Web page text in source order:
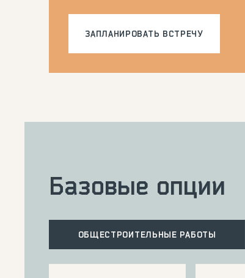
ЗАПЛАНИРОВАТЬ ВСТРЕЧУ
Базовые опции
ОБЩЕСТРОИТЕЛЬНЫЕ РАБОТЫ